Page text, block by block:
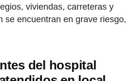
viviendas, carreteras y
se encuentran en grave riesgo,
del hospital